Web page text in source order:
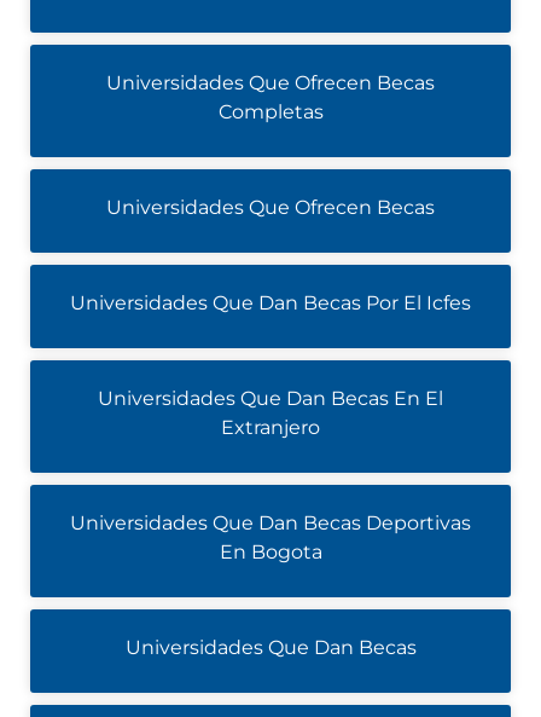
Universidades Que Ofrecen Becas
Completas
Universidades Que Ofrecen Becas
Universidades Que Dan Becas Por El Icfes
Universidades Que Dan Becas En El
Extranjero
Universidades Que Dan Becas Deportivas
En Bogota
Universidades Que Dan Becas